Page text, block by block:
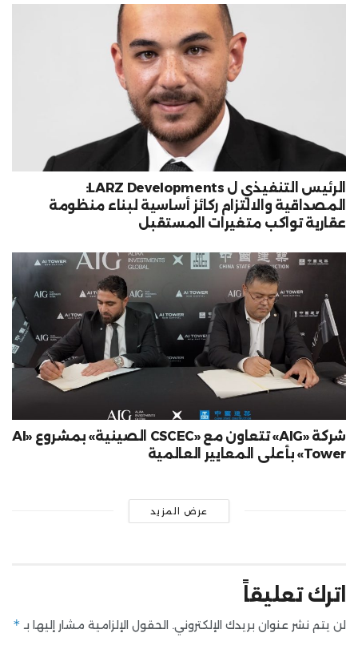
الرئيس التنفيذي ل LARZ Developments:
المصداقية والالتزام ركائز أساسية لبناء منظومة
عقارية تواكب متغيرات المستقبل
شركة «AIG» تتعاون مع «CSCEC الصينية» بمشروع «AI
Tower» بأعلى المعايير العالمية
عرض المزيد
اترك تعليقاً
لن يتم نشر عنوان بريدك الإلكتروني. الحقول الإلزامية مشار إليها بـ *